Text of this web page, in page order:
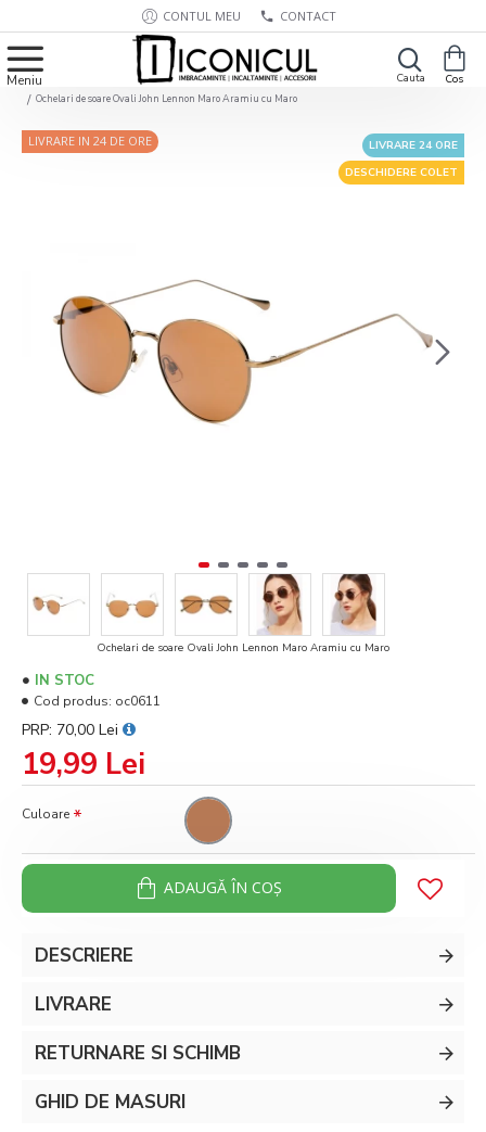
CONTUL MEU CONTACT
Ochelari de soare Ovali John Lennon Maro Aramiu cu Maro
DESCHIDERE COLET
LIVRARE 24 ORE
LIVRARE IN 24 DE ORE
Ochelari de soare Ovali John Lennon Maro Aramiu cu Maro
19,99 Lei
PRP: 70,00 Lei
IN STOC
Cod produs: oc0611
Culoare
ADAUGĂ ÎN COŞ
DESCRIERE
LIVRARE
RETURNARE SI SCHIMB
GHID DE MASURI